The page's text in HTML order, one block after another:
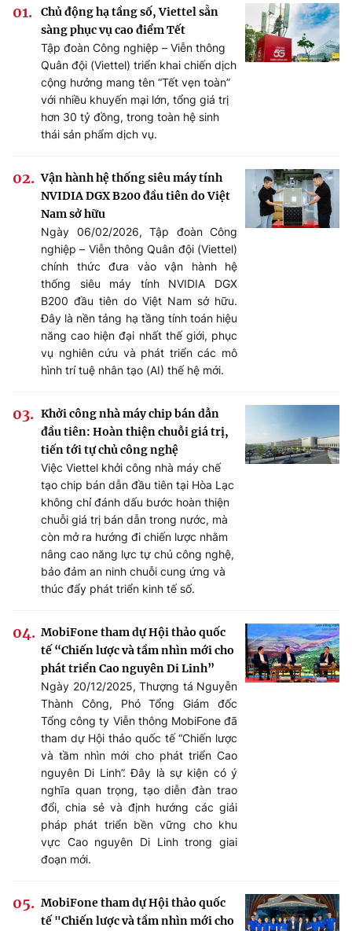
Chủ động hạ tầng số, Viettel sẵn
sàng phục vụ cao điểm Tết
Tập đoàn Công nghiệp – Viễn thông
Quân đội (Viettel) triển khai chiến dịch
cộng hưởng mang tên “Tết vẹn toàn”
với nhiều khuyến mại lớn, tổng giá trị
hơn 30 tỷ đồng, trong toàn hệ sinh
thái sản phẩm dịch vụ.
Vận hành hệ thống siêu máy tính
NVIDIA DGX B200 đầu tiên do Việt
Nam sở hữu
Ngày 06/02/2026, Tập đoàn Công
nghiệp – Viễn thông Quân đội (Viettel)
chính thức đưa vào vận hành hệ
thống siêu máy tính NVIDIA DGX
B200 đầu tiên do Việt Nam sở hữu.
Đây là nền tảng hạ tầng tính toán hiệu
năng cao hiện đại nhất thế giới, phục
vụ nghiên cứu và phát triển các mô
hình trí tuệ nhân tạo (AI) thế hệ mới.
Khởi công nhà máy chip bán dẫn
đầu tiên: Hoàn thiện chuỗi giá trị,
tiến tới tự chủ công nghệ
Việc Viettel khởi công nhà máy chế
tạo chip bán dẫn đầu tiên tại Hòa Lạc
không chỉ đánh dấu bước hoàn thiện
chuỗi giá trị bán dẫn trong nước, mà
còn mở ra hướng đi chiến lược nhằm
nâng cao năng lực tự chủ công nghệ,
bảo đảm an ninh chuỗi cung ứng và
thúc đẩy phát triển kinh tế số.
MobiFone tham dự Hội thảo quốc
tế “Chiến lược và tầm nhìn mới cho
phát triển Cao nguyên Di Linh”
Ngày 20/12/2025, Thượng tá Nguyễn
Thành Công, Phó Tổng Giám đốc
Tổng công ty Viễn thông MobiFone đã
tham dự Hội thảo quốc tế “Chiến lược
và tầm nhìn mới cho phát triển Cao
nguyên Di Linh”. Đây là sự kiện có ý
nghĩa quan trọng, tạo diễn đàn trao
đổi, chia sẻ và định hướng các giải
pháp phát triển bền vững cho khu
vực Cao nguyên Di Linh trong giai
đoạn mới.
MobiFone tham dự Hội thảo quốc
tế "Chiến lược và tầm nhìn mới cho